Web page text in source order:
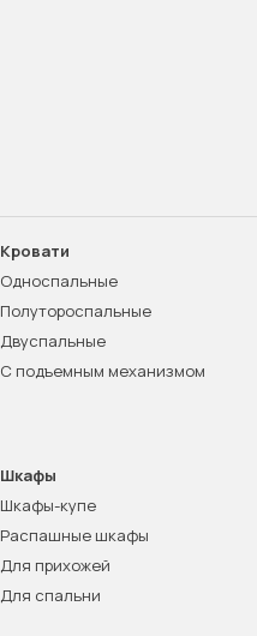
Кровати
Односпальные
Полутороспальные
Двуспальные
С подъемным механизмом
Шкафы
Шкафы-купе
Распашные шкафы
Для прихожей
Для спальни